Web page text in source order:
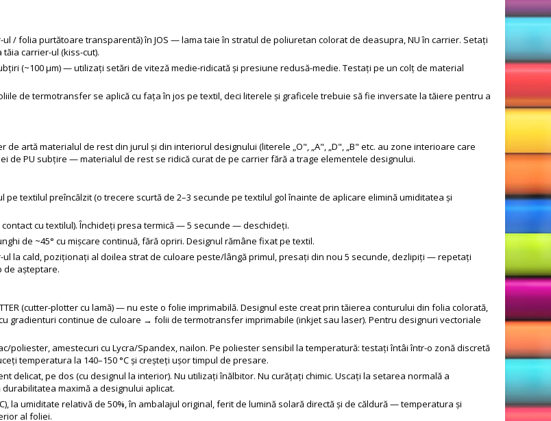
/ folia purtătoare transparentă) în JOS — lama taie în stratul de poliuretan colorat de deasupra, NU în carrier. Setați
carrier-ul (kiss-cut).
(~100 μm) — utilizați setări de viteză medie-ridicată și presiune redusă-medie. Testați pe un colț de material
de termotransfer se aplică cu fața în jos pe textil, deci literele și graficele trebuie să fie inversate la tăiere pentru a
artă materialul de rest din jurul și din interiorul designului (literele „O", „A", „D", „B" etc. au zone interioare care
de PU subțire — materialul de rest se ridică curat de pe carrier fără a trage elementele designului.
pe textilul preîncălzit (o trecere scurtă de 2–3 secunde pe textilul gol înainte de aplicare elimină umiditatea și
cu textilul). Închideți presa termică — 5 secunde — deschideți.
de ~45° cu mișcare continuă, fără opriri. Designul rămâne fixat pe textil.
la cald, poziționați al doilea strat de culoare peste/lângă primul, presați din nou 5 secunde, dezlipiți — repetați
de așteptare.
(cutter-plotter cu lamă) — nu este o folie imprimabilă. Designul este creat prin tăierea conturului din folia colorată,
gradienturi continue de culoare → folii de termotransfer imprimabile (inkjet sau laser). Pentru designuri vectoriale
poliester, amestecuri cu Lycra/Spandex, nailon. Pe poliester sensibil la temperatură: testați întâi într-o zonă discretă
temperatura la 140–150 °C și creșteți ușor timpul de presare.
delicat, pe dos (cu designul la interior). Nu utilizați înălbitor. Nu curățați chimic. Uscați la setarea normală a
maximă a designului aplicat.
la umiditate relativă de 50%, în ambalajul original, ferit de lumină solară directă și de căldură — temperatura și
al foliei.